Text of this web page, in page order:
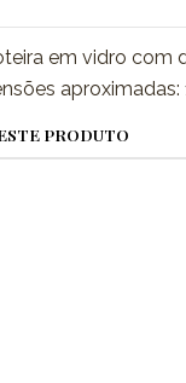
em vidro com
aproximadas:
PRODUTO